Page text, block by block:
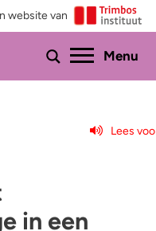
website van
Menu
Lees
in een